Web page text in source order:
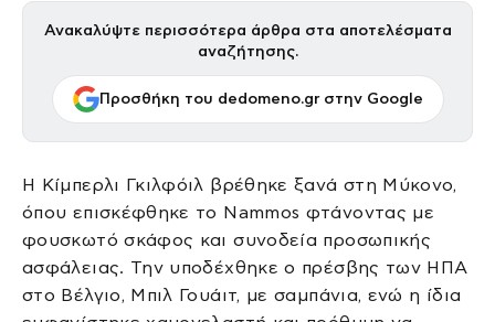
Ανακαλύψτε περισσότερα άρθρα στα αποτελέσματα
αναζήτησης.
Προσθήκη του dedomeno.gr στην Google
Η Κίμπερλι Γκιλφόιλ βρέθηκε ξανά στη Μύκονο,
όπου επισκέφθηκε το Nammos φτάνοντας με
φουσκωτό σκάφος και συνοδεία προσωπικής
ασφάλειας. Την υποδέχθηκε ο πρέσβης των ΗΠΑ
στο Βέλγιο, Μπιλ Γουάιτ, με σαμπάνια, ενώ η ίδια